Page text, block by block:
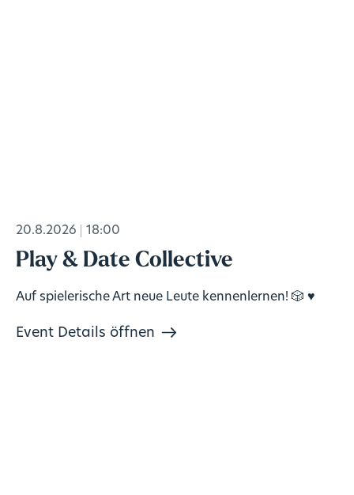
20.8.2026 18:00
Play & Date Collective
Auf spielerische Art neue Leute kennenlernen! 🎲 ♥️
Event Details öffnen